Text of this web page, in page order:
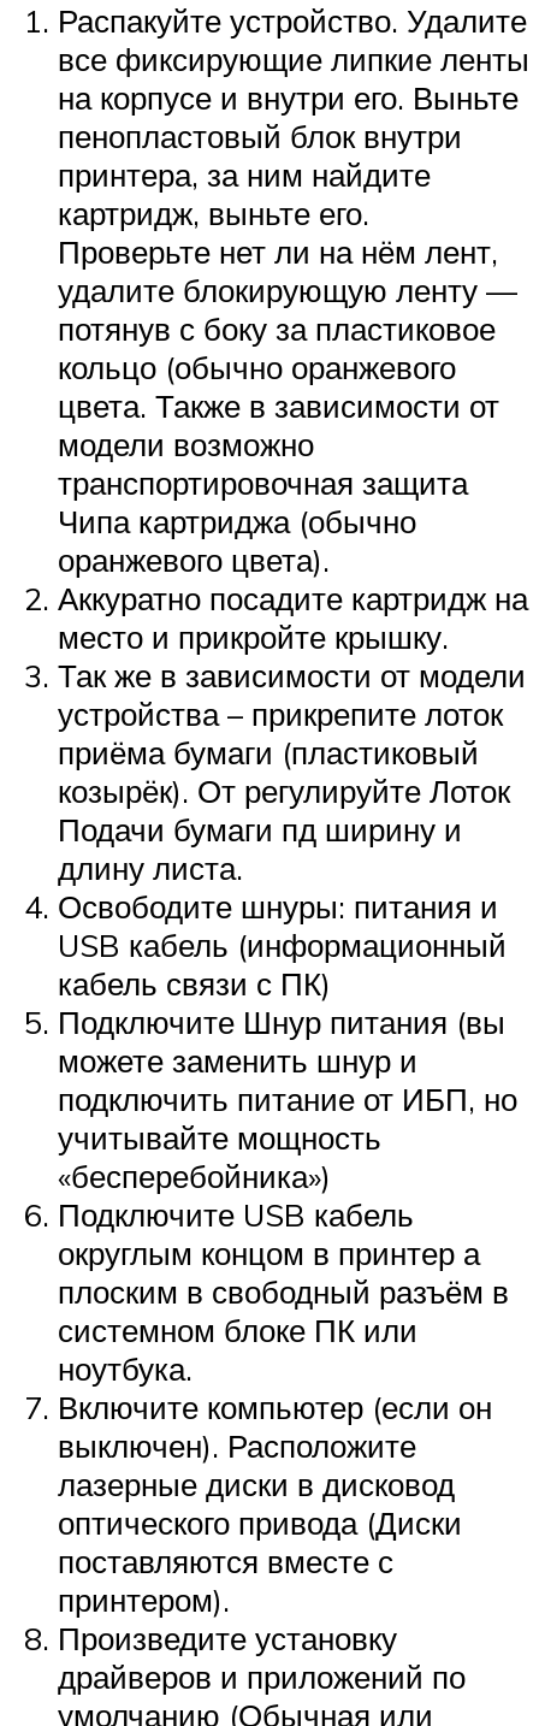
Распакуйте устройство. Удалите
все фиксирующие липкие ленты
на корпусе и внутри его. Выньте
пенопластовый блок внутри
принтера, за ним найдите
картридж, выньте его.
Проверьте нет ли на нём лент,
удалите блокирующую ленту —
потянув с боку за пластиковое
кольцо (обычно оранжевого
цвета. Также в зависимости от
модели возможно
транспортировочная защита
Чипа картриджа (обычно
оранжевого цвета).
Аккуратно посадите картридж на
место и прикройте крышку.
Так же в зависимости от модели
устройства – прикрепите лоток
приёма бумаги (пластиковый
козырёк). От регулируйте Лоток
Подачи бумаги пд ширину и
длину листа.
Освободите шнуры: питания и
USB кабель (информационный
кабель связи с ПК)
Подключите Шнур питания (вы
можете заменить шнур и
подключить питание от ИБП, но
учитывайте мощность
«бесперебойника»)
Подключите USB кабель
округлым концом в принтер а
плоским в свободный разъём в
системном блоке ПК или
ноутбука.
Включите компьютер (если он
выключен). Расположите
лазерные диски в дисковод
оптического привода (Диски
поставляются вместе с
принтером).
Произведите установку
драйверов и приложений по
умолчанию (Обычная или